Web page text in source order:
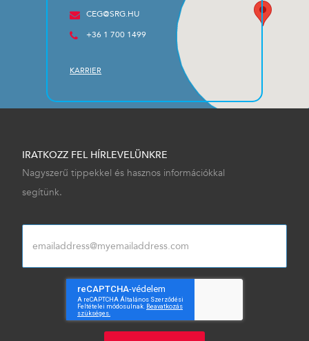
CEG@SRG.HU
+36 1 700 1499
KARRIER
IRATKOZZ FEL HÍRLEVELÜNKRE
Nagyszerű tippekkel és hasznos információkkal
segítünk.